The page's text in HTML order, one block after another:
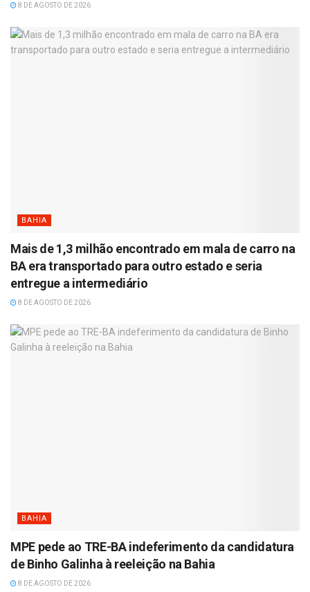
8 DE AGOSTO DE 2026
BAHIA
Mais de 1,3 milhão encontrado em mala de carro na
BA era transportado para outro estado e seria
entregue a intermediário
8 DE AGOSTO DE 2026
BAHIA
MPE pede ao TRE-BA indeferimento da candidatura
de Binho Galinha à reeleição na Bahia
8 DE AGOSTO DE 2026